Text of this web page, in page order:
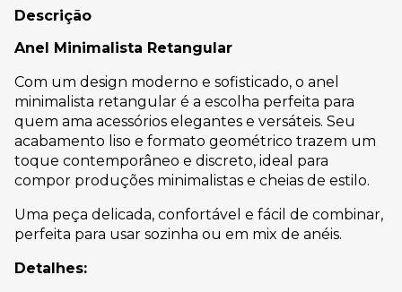
Descrição
Anel Minimalista Retangular
Com um design moderno e sofisticado, o anel
minimalista retangular é a escolha perfeita para
quem ama acessórios elegantes e versáteis. Seu
acabamento liso e formato geométrico trazem um
toque contemporâneo e discreto, ideal para
compor produções minimalistas e cheias de estilo.
Uma peça delicada, confortável e fácil de combinar,
perfeita para usar sozinha ou em mix de anéis.
Detalhes: